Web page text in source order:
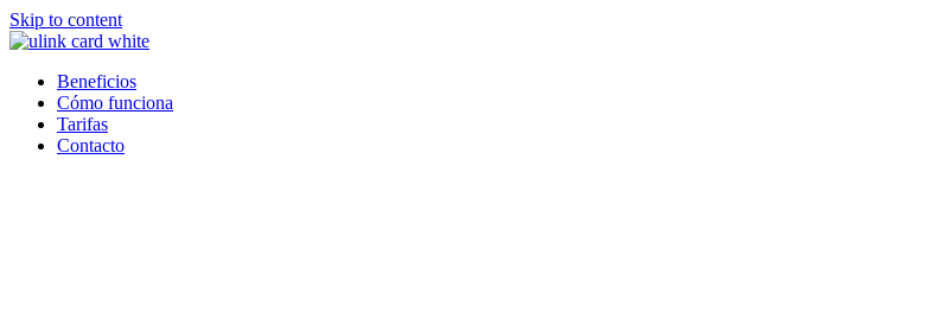
Skip to content
Beneficios
Cómo funciona
Tarifas
Contacto